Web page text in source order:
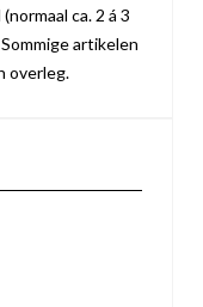
ca. 2 á 3
artikelen
overleg.